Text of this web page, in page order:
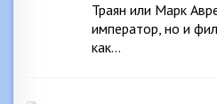
Траян или Марк
император, но и
как…